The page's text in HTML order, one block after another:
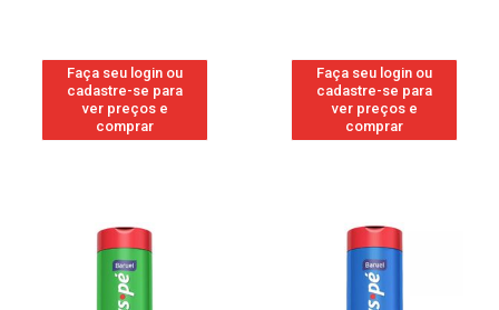
Faça seu login ou
cadastre-se para
ver preços e
comprar
Faça seu login ou
cadastre-se para
ver preços e
comprar